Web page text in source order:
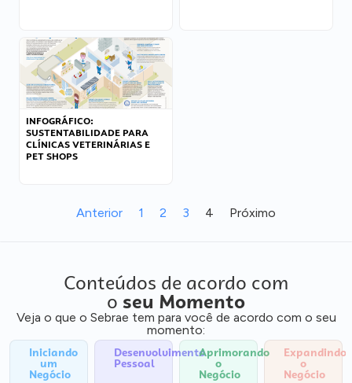
INFOGRÁFICO:
SUSTENTABILIDADE PARA
CLÍNICAS VETERINÁRIAS E
PET SHOPS
Anterior 1 2 3 4 Próximo
Conteúdos de acordo com
o seu Momento
Veja o que o Sebrae tem para você de acordo com o seu
momento:
Iniciando
um
Negócio
Desenvolvimento
Pessoal
Aprimorando
o
Negócio
Expandindo
o
Negócio